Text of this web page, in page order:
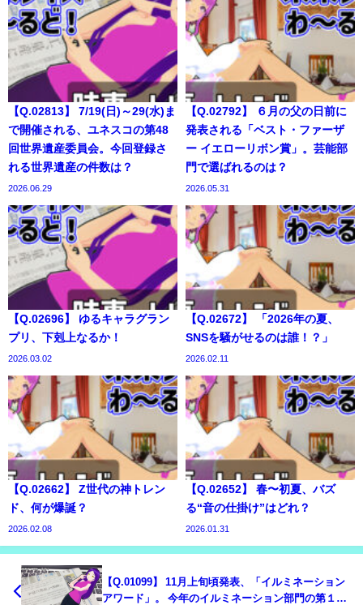
【Q.02813】 7/19(日)～29(水)ま
で開催される、ユネスコの第48
回世界遺産委員会。今回登録さ
れる世界遺産の件数は？
2026.06.29
【Q.02792】 ６月の父の日前に
発表される「ベスト・ファーザ
ー イエローリボン賞」。芸能部
門で選ばれるのは？
2026.05.31
【Q.02696】 ゆるキャラグラン
プリ、下剋上なるか！
2026.03.02
【Q.02672】 「2026年の夏、
SNSを騒がせるのは誰！？」
2026.02.11
【Q.02662】 Z世代の神トレン
ド、何が爆誕？
2026.02.08
【Q.02652】 春〜初夏、バズ
る“音の仕掛け”はどれ？
2026.01.31
【Q.01099】 11月上旬頃発表、「イルミネーション
アワード」。 今年のイルミネーション部門の第１位